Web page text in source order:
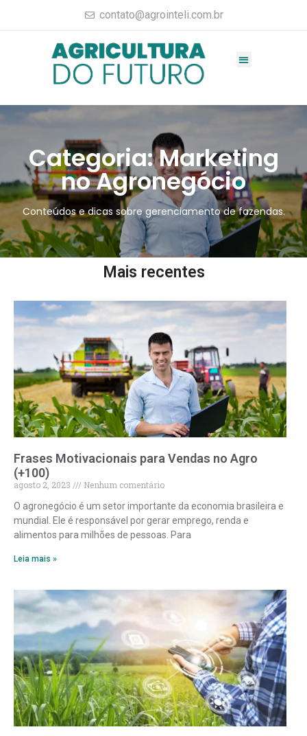
contato@agrointeli.com.br
Categoria: Marketing
no Agronegócio
Conteúdos e dicas sobre gerenciamento de fazendas.
Mais recentes
Frases Motivacionais para Vendas no Agro
(+100)
agosto 2, 2023
Nenhum comentário
O agronegócio é um setor importante da economia brasileira e
mundial. Ele é responsável por gerar emprego, renda e
alimentos para milhões de pessoas. Para
Leia mais »